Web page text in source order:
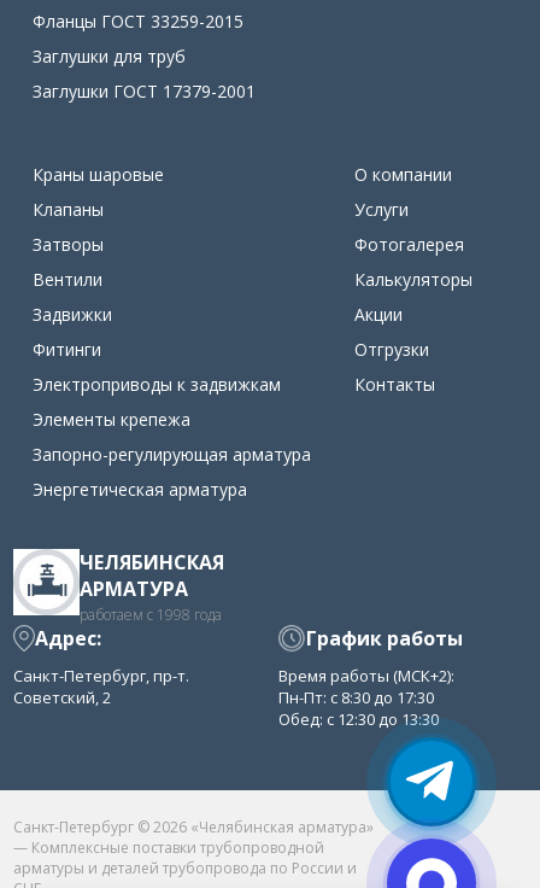
Фланцы ГОСТ 33259-2015
Заглушки для труб
Заглушки ГОСТ 17379-2001
Краны шаровые
Клапаны
Затворы
Вентили
Задвижки
Фитинги
Электроприводы к задвижкам
Элементы крепежа
Запорно-регулирующая арматура
Энергетическая арматура
О компании
Услуги
Фотогалерея
Калькуляторы
Акции
Отгрузки
Контакты
ЧЕЛЯБИНСКАЯ
АРМАТУРА
работаем с 1998 года
Адрес:
Санкт-Петербург, пр-т.
Советский, 2
График работы
Время работы (МСК+2):
Пн-Пт: с 8:30 до 17:30
Обед: с 12:30 до 13:30
Санкт-Петербург © 2026 «Челябинская арматура»
— Комплексные поставки трубопроводной
арматуры и деталей трубопровода по России и